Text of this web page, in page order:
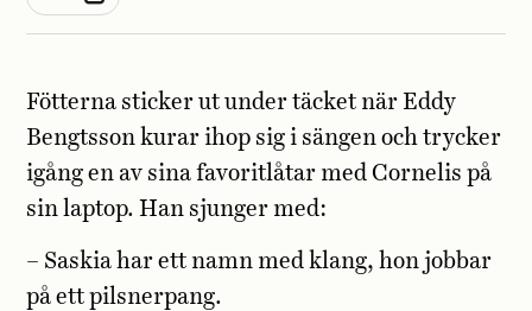
Fötterna sticker ut under täcket när Eddy
Bengtsson kurar ihop sig i sängen och trycker
igång en av sina favoritlåtar med Cornelis på
sin laptop. Han sjunger med:
– Saskia har ett namn med klang, hon jobbar
på ett pilsnerpang.